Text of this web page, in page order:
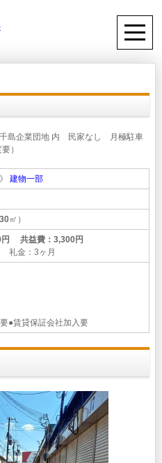
島企業団地 内 民家なし 月極駐車
）
建物一部
㎡）
円 共益費：3,300円
礼金：3ヶ月
●賃貸保証会社加入要